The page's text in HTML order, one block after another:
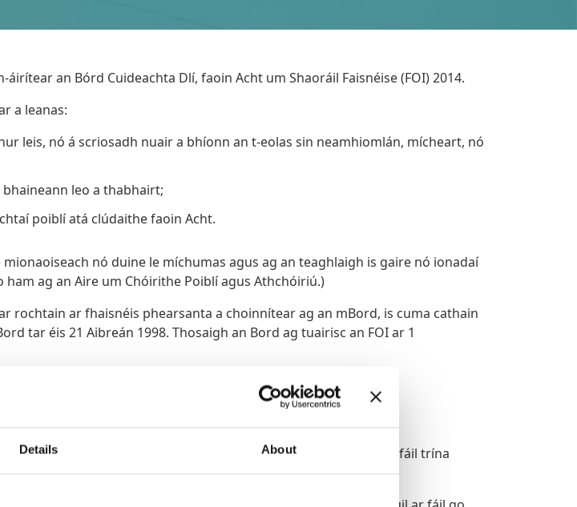
Details About
an Bórd Cuideachta Dlí, faoin Acht um Shaoráil Faisnéise (FOI) 2014.
a leanas:
leis, nó á scriosadh nuair a bhíonn an t-eolas sin neamhiomlán, mícheart, nó
leo a thabhairt;
poiblí atá clúdaithe faoin Acht.
nó duine le míchumas agus ag an teaghlaigh is gaire nó ionadaí
ag an Aire um Chóirithe Poiblí agus Athchóiriú.)
rochtain ar fhaisnéis phearsanta a choinnítear ag an mBord, is cuma cathain
tar éis 21 Aibreán 1998. Thosaigh an Bord ag tuairisc an FOI ar 1
lena fheidhmeanna agus gníomhaíochtaí. Tá an chlar sin ar fáil trína